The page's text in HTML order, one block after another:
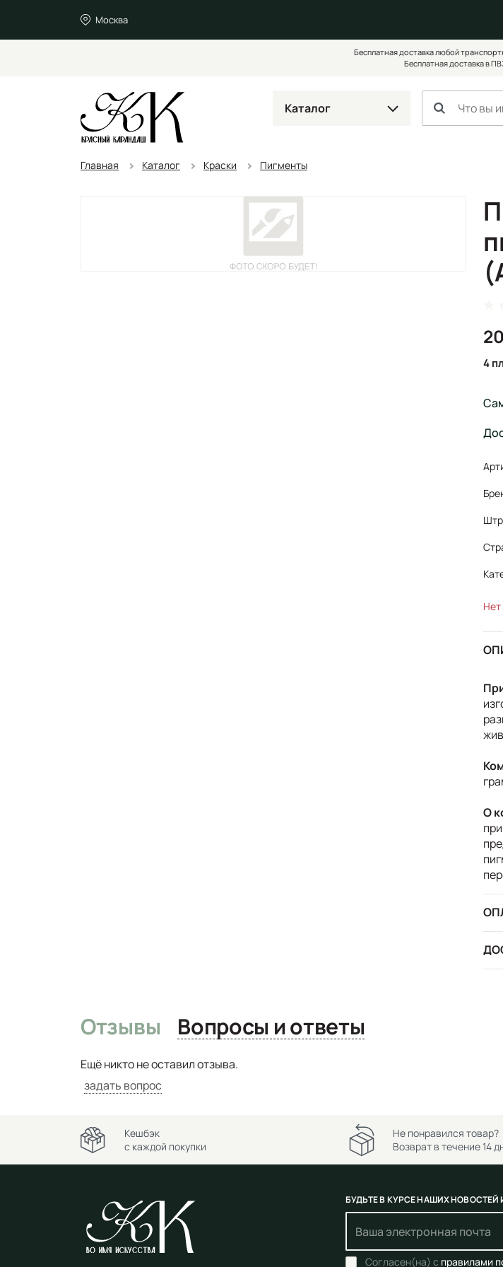
Москва
Бесплатная доставка любой
Бесплатная доставка в
Каталог
Главная Каталог Краски Пигменты
4
Нет
О
Отзывы Вопросы и ответы
Ещё никто не оставил отзыва.
задать вопрос
Кешбэк
с каждой покупки
Не понравился товар?
Возврат в течение 14
БУДЬТЕ В КУРСЕ НАШИХ НОВОСТЕЙ
Согласен(на) с правилами